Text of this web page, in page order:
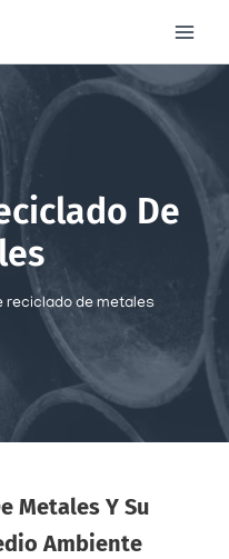
De
reciclado de metales
Metales Y Su
Ambiente